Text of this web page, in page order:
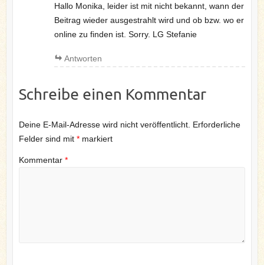
Hallo Monika, leider ist mit nicht bekannt, wann der
Beitrag wieder ausgestrahlt wird und ob bzw. wo er
online zu finden ist. Sorry. LG Stefanie
Antworten
Schreibe einen Kommentar
Deine E-Mail-Adresse wird nicht veröffentlicht. Erforderliche
Felder sind mit *markiert
Kommentar *